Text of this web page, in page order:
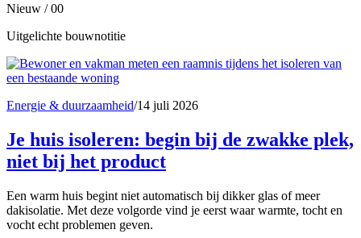
Nieuw / 00
Uitgelichte bouwnotitie
Energie & duurzaamheid/14 juli 2026
Je huis isoleren: begin bij de zwakke plek,
niet bij het product
Een warm huis begint niet automatisch bij dikker glas of meer
dakisolatie. Met deze volgorde vind je eerst waar warmte, tocht en
vocht echt problemen geven.